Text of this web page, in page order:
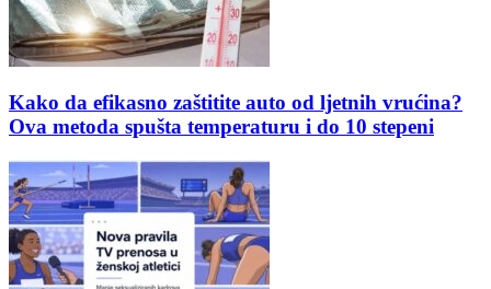
Kako da efikasno zaštitite auto od ljetnih vrućina?
Ova metoda spušta temperaturu i do 10 stepeni